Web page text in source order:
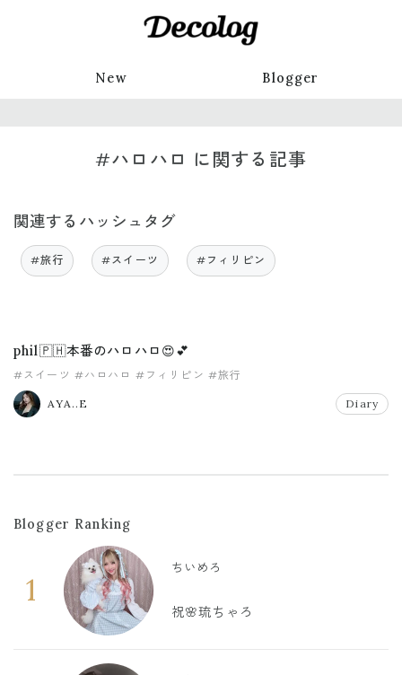
New Blogger
#ハロハロ に関する記事
関連するハッシュタグ
#旅行 #スイーツ #フィリピン
phil🇵🇭本番のハロハロ😍💕
#スイーツ #ハロハロ #フィリピン #旅行
AYA..E Diary
Blogger Ranking
1
ちいめろ
祝🌸琉ちゃろ